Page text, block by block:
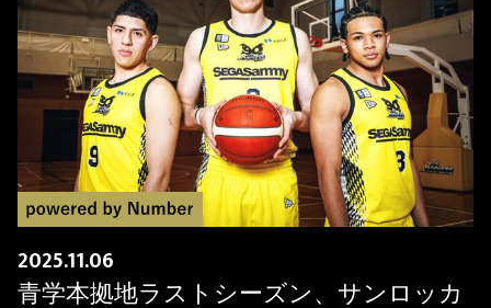
2025.11.06
青学本拠地ラストシーズン、サンロッカ